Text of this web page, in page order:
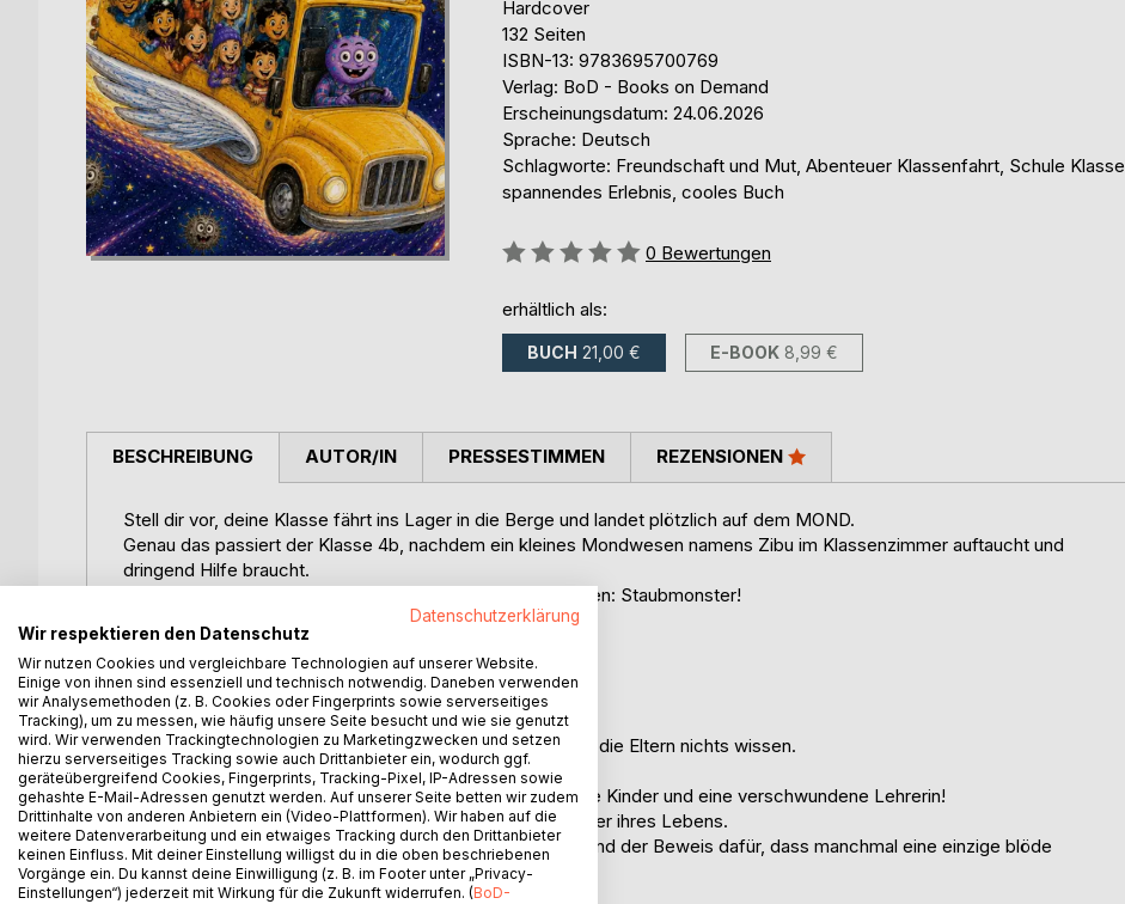
Hardcover
132 Seiten
ISBN-13: 9783695700769
Verlag: BoD - Books on Demand
Erscheinungsdatum: 24.06.2026
Sprache: Deutsch
Schlagworte: Freundschaft und Mut, Abenteuer Klassenfahrt, Schule Klasse,
spannendes Erlebnis, cooles Buch
Bewertung::
0 Bewertungen
erhältlich als:
BUCH 21,00 € E-BOOK 8,99 €
BESCHREIBUNG
Stell dir vor, deine Klasse fährt ins Lager in die Berge und landet plötzlich auf dem MOND.
Genau das passiert der Klasse 4b, nachdem ein kleines Mondwesen namens Zibu im Klassenzimmer auftaucht und
dringend Hilfe braucht.
Denn auf dem Mond ist ein riesiges Problem ausgebrochen: Staubmonster!
Zum Glück weiss die 4b, was zu tun ist:
Staubsauger einpacken
Besen schnappen
Snacks nicht vergessen
Und los geht es in einer streng geheimen Mission von der die Eltern nichts wissen.
Doch auf dem Mond läuft nicht alles nach Plan.
Es gibt Schwerelosigkeit, kaputte Raketenbusse, hungrige Kinder und eine verschwundene Lehrerin!
Plötzlich wird aus einer Klassenfahrt das grösste Abenteuer ihres Lebens.
Eine verrückte, spannende und superlustige Geschichte und der Beweis dafür, dass manchmal eine einzige blöde
Idee alles verändern kann!
AUTOR/IN PRESSESTIMMEN REZENSIONEN
Datenschutzerklärung
Wir respektieren den Datenschutz
Wir nutzen Cookies und vergleichbare Technologien auf unserer Website.
Einige von ihnen sind essenziell und technisch notwendig. Daneben verwenden
wir Analysemethoden (z. B. Cookies oder Fingerprints sowie serverseitiges
Tracking), um zu messen, wie häufig unsere Seite besucht und wie sie genutzt
wird. Wir verwenden Trackingtechnologien zu Marketingzwecken und setzen
hierzu serverseitiges Tracking sowie auch Drittanbieter ein, wodurch ggf.
geräteübergreifend Cookies, Fingerprints, Tracking-Pixel, IP-Adressen sowie
gehashte E-Mail-Adressen genutzt werden. Auf unserer Seite betten wir zudem
Drittinhalte von anderen Anbietern ein (Video-Plattformen). Wir haben auf die
weitere Datenverarbeitung und ein etwaiges Tracking durch den Drittanbieter
keinen Einfluss. Mit deiner Einstellung willigst du in die oben beschriebenen
Vorgänge ein. Du kannst deine Einwilligung (z. B. im Footer unter „Privacy-
Einstellungen“) jederzeit mit Wirkung für die Zukunft widerrufen. (BoD-